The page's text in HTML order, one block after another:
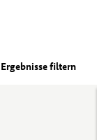
Ergebnisse filtern